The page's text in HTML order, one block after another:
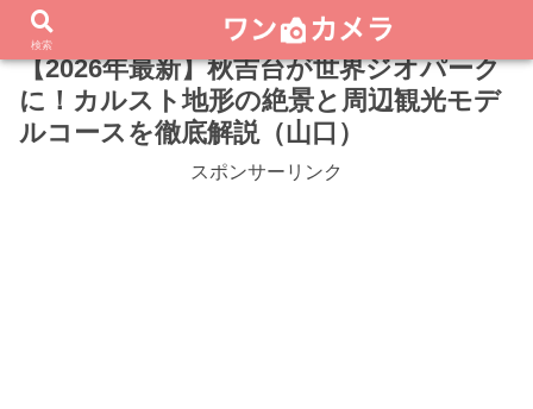
【2026年最新】秋吉台が世界ジオパーク
に！カルスト地形の絶景と周辺観光モデ
ルコースを徹底解説（山口）
スポンサーリンク
検索